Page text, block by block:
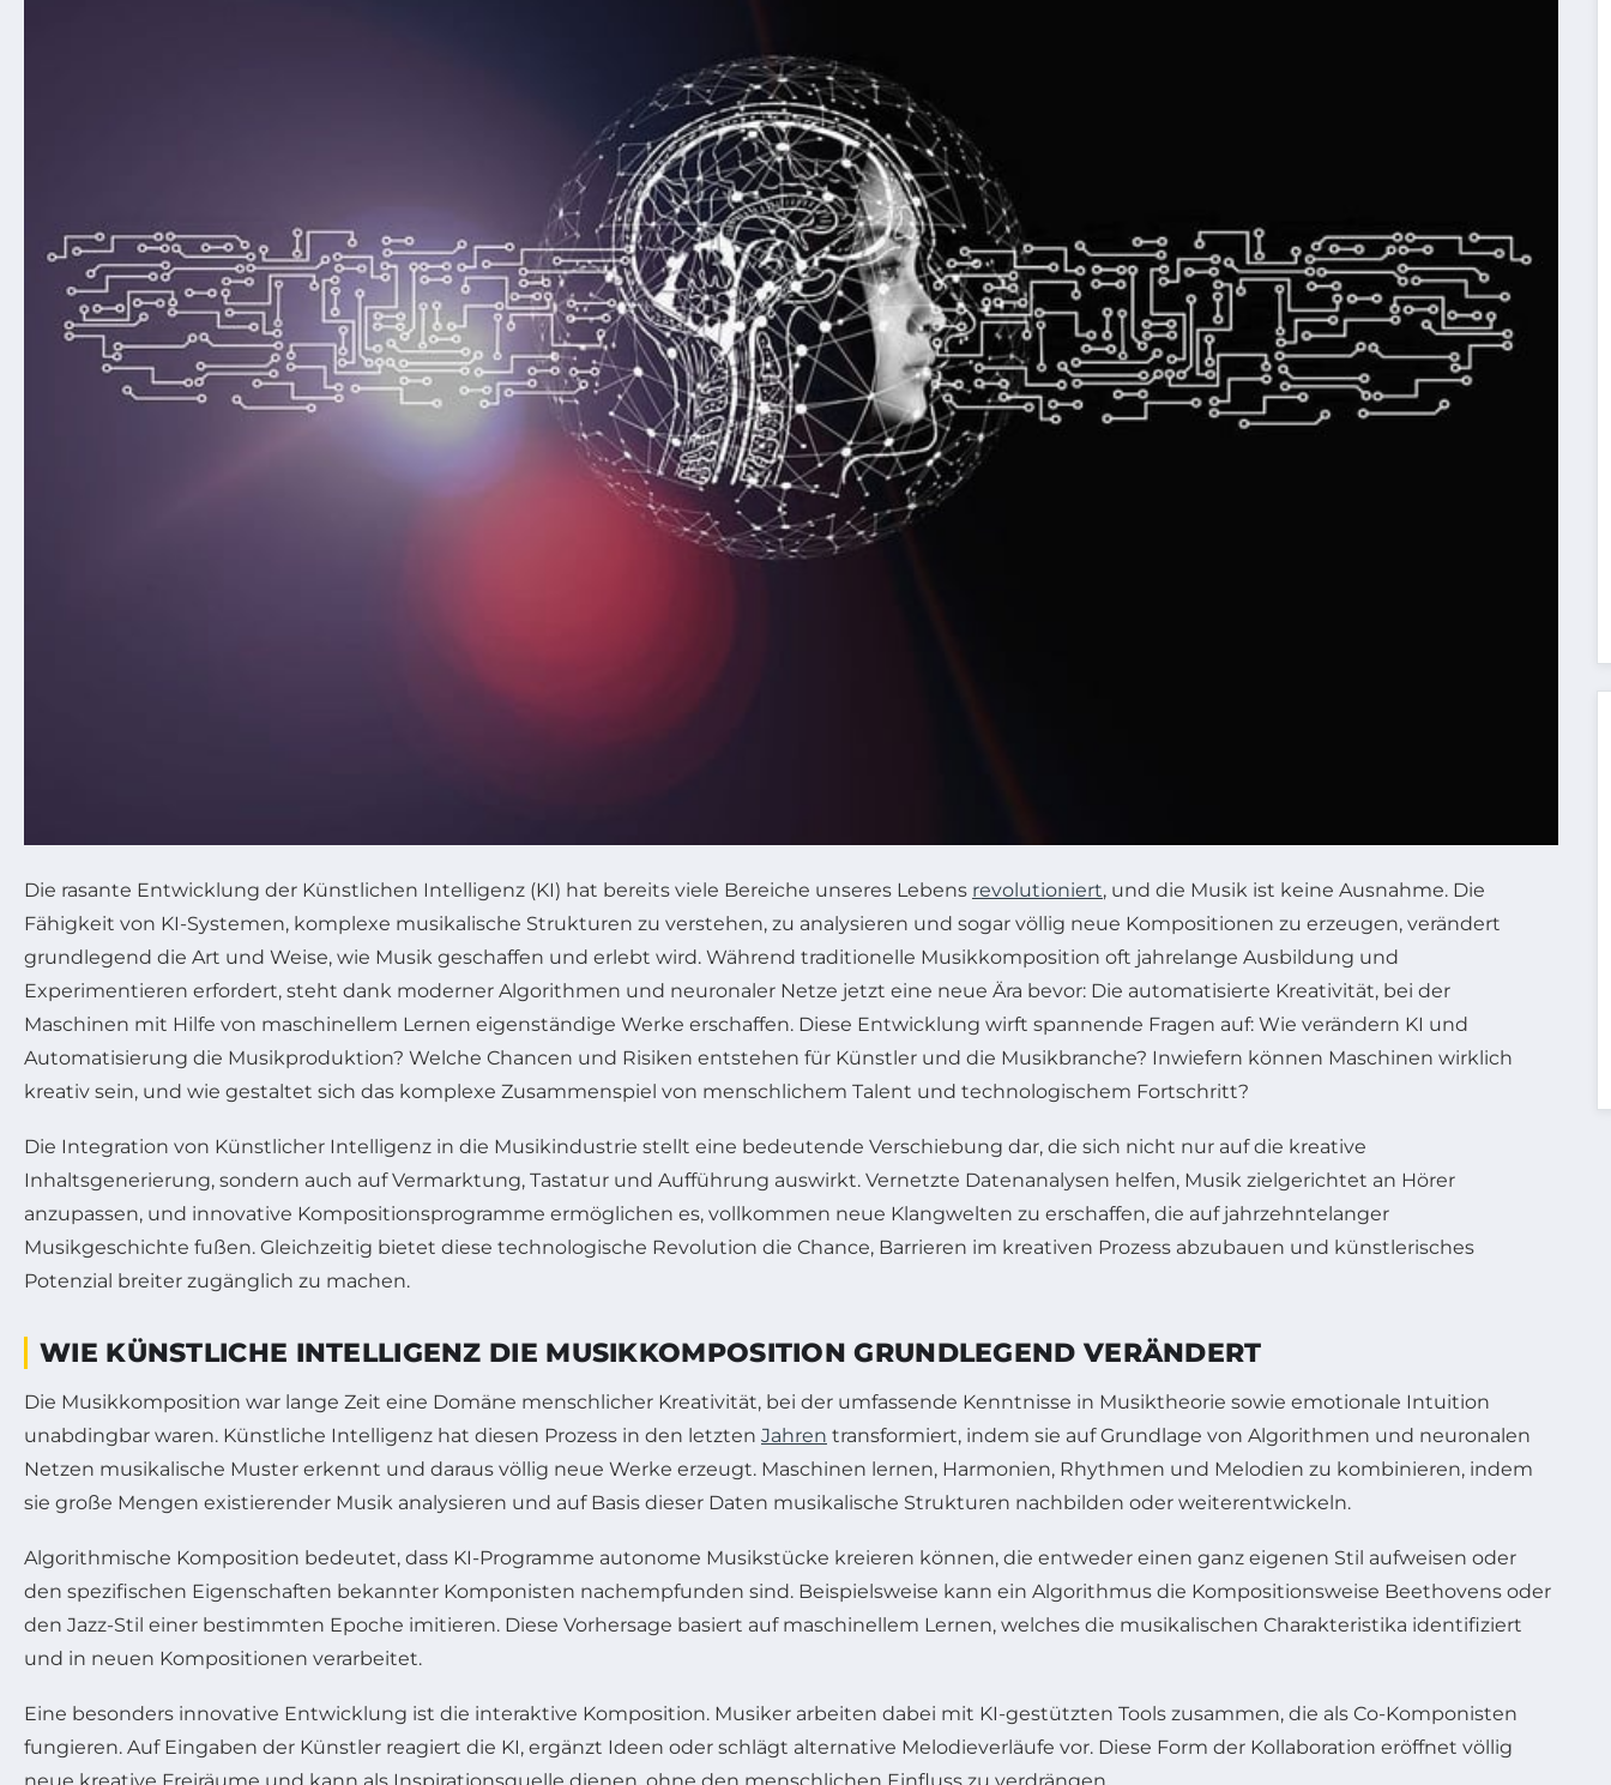
Die rasante Entwicklung der Künstlichen Intelligenz (KI) hat bereits viele Bereiche unseres Lebens revolutioniert, und die Musik ist keine Ausnahme. Die
Fähigkeit von KI-Systemen, komplexe musikalische Strukturen zu verstehen, zu analysieren und sogar völlig neue Kompositionen zu erzeugen, verändert
grundlegend die Art und Weise, wie Musik geschaffen und erlebt wird. Während traditionelle Musikkomposition oft jahrelange Ausbildung und
Experimentieren erfordert, steht dank moderner Algorithmen und neuronaler Netze jetzt eine neue Ära bevor: Die automatisierte Kreativität, bei der
Maschinen mit Hilfe von maschinellem Lernen eigenständige Werke erschaffen. Diese Entwicklung wirft spannende Fragen auf: Wie verändern KI und
Automatisierung die Musikproduktion? Welche Chancen und Risiken entstehen für Künstler und die Musikbranche? Inwiefern können Maschinen wirklich
kreativ sein, und wie gestaltet sich das komplexe Zusammenspiel von menschlichem Talent und technologischem Fortschritt?
Die Integration von Künstlicher Intelligenz in die Musikindustrie stellt eine bedeutende Verschiebung dar, die sich nicht nur auf die kreative
Inhaltsgenerierung, sondern auch auf Vermarktung, Tastatur und Aufführung auswirkt. Vernetzte Datenanalysen helfen, Musik zielgerichtet an Hörer
anzupassen, und innovative Kompositionsprogramme ermöglichen es, vollkommen neue Klangwelten zu erschaffen, die auf jahrzehntelanger
Musikgeschichte fußen. Gleichzeitig bietet diese technologische Revolution die Chance, Barrieren im kreativen Prozess abzubauen und künstlerisches
Potenzial breiter zugänglich zu machen.
WIE KÜNSTLICHE INTELLIGENZ DIE MUSIKKOMPOSITION GRUNDLEGEND VERÄNDERT
Die Musikkomposition war lange Zeit eine Domäne menschlicher Kreativität, bei der umfassende Kenntnisse in Musiktheorie sowie emotionale Intuition
unabdingbar waren. Künstliche Intelligenz hat diesen Prozess in den letzten Jahren transformiert, indem sie auf Grundlage von Algorithmen und neuronalen
Netzen musikalische Muster erkennt und daraus völlig neue Werke erzeugt. Maschinen lernen, Harmonien, Rhythmen und Melodien zu kombinieren, indem
sie große Mengen existierender Musik analysieren und auf Basis dieser Daten musikalische Strukturen nachbilden oder weiterentwickeln.
Algorithmische Komposition bedeutet, dass KI-Programme autonome Musikstücke kreieren können, die entweder einen ganz eigenen Stil aufweisen oder
den spezifischen Eigenschaften bekannter Komponisten nachempfunden sind. Beispielsweise kann ein Algorithmus die Kompositionsweise Beethovens oder
den Jazz-Stil einer bestimmten Epoche imitieren. Diese Vorhersage basiert auf maschinellem Lernen, welches die musikalischen Charakteristika identifiziert
und in neuen Kompositionen verarbeitet.
Eine besonders innovative Entwicklung ist die interaktive Komposition. Musiker arbeiten dabei mit KI-gestützten Tools zusammen, die als Co-Komponisten
fungieren. Auf Eingaben der Künstler reagiert die KI, ergänzt Ideen oder schlägt alternative Melodieverläufe vor. Diese Form der Kollaboration eröffnet völlig